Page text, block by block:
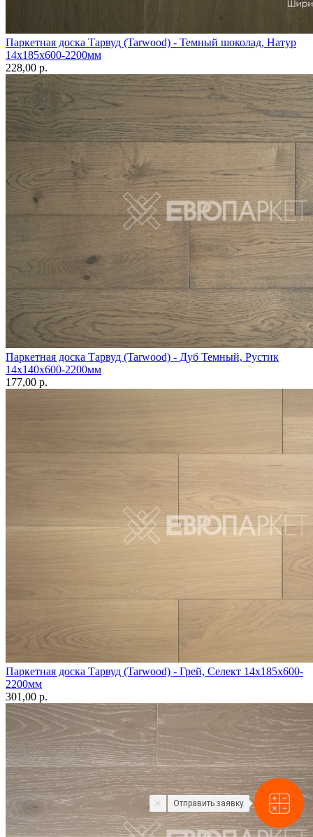
Паркетная доска Тарвуд (Tarwood) - Темный шоколад, Натур
14х185х600-2200мм
228,00 p.
Паркетная доска Тарвуд (Tarwood) - Дуб Темный, Рустик
14х140х600-2200мм
177,00 p.
Паркетная доска Тарвуд (Tarwood) - Грей, Селект 14х185х600-
2200мм
301,00 p.
Отправить заявку